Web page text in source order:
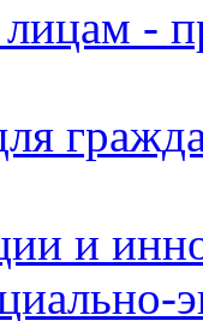
-
и